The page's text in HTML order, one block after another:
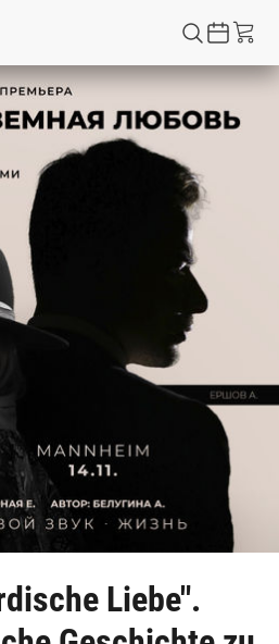
Liebe".